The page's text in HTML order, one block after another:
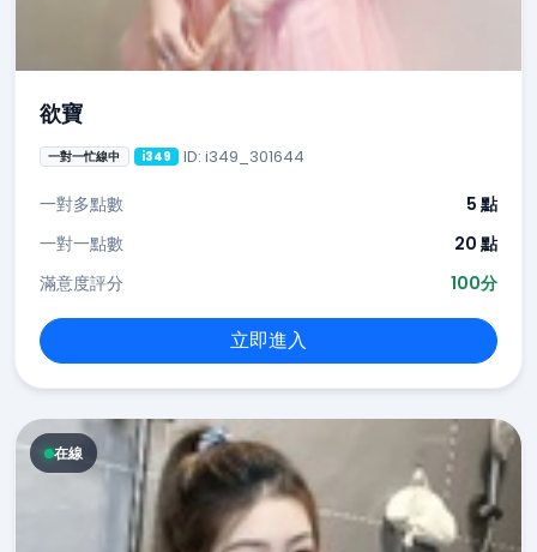
欲寶
一對一忙線中 i349 ID: i349_301644
一對多點數
5 點
一對一點數
20 點
滿意度評分
100分
立即進入
在線